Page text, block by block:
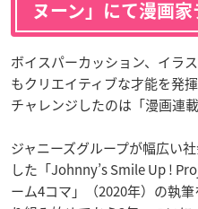
ヌーン」にて漫画家
ボイスパーカッション、イラ
もクリエイティブな才能を発
チャレンジしたのは「漫画連載
ジャニーズグループが幅広い
した「Johnny’s Smile Up !
ーム4コマ」（2020年）の執筆